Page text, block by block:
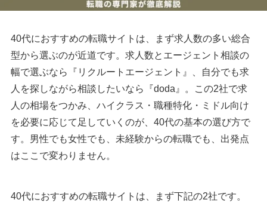
40代におすすめの転職サイトは、まず求人数の多い総合
型から選ぶのが近道です。求人数とエージェント相談の
幅で選ぶなら『リクルートエージェント』、自分でも求
人を探しながら相談したいなら『doda』。この2社で求
人の相場をつかみ、ハイクラス・職種特化・ミドル向け
を必要に応じて足していくのが、40代の基本の選び方で
す。男性でも女性でも、未経験からの転職でも、出発点
はここで変わりません。
40代におすすめの転職サイトは、まず下記の2社です。